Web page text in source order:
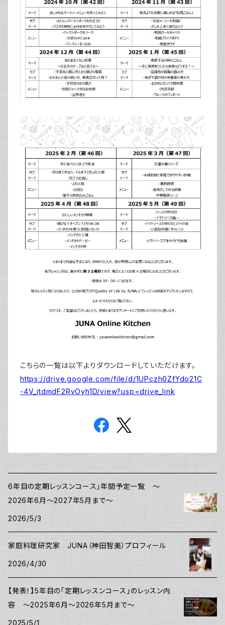
こちらの一覧は以下よりダウンロードしていただけます。
https://drive.google.com/file/d/1UPczh0ZfYdo21C
-4V_itdmdF2RvOyh1D/view?usp=drive_link
6年目の定期レッスンコース」年間予定一覧 ～
2026年6月～2027年5月まで～
2026/5/3
家庭料理研究家 JUNA（神田智美）プロフィール
2026/4/30
【発表！】5年目の「定期レッスンコース」のレッスン内
容 ～2025年6月～2026年5月まで～
2025/5/1